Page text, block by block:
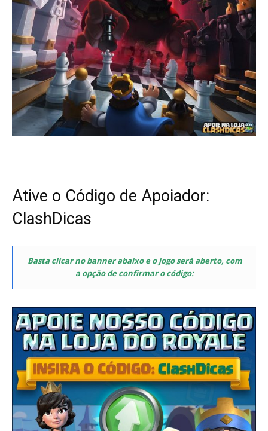
Ative o Código de Apoiador:
ClashDicas
Basta clicar no banner abaixo e o jogo será aberto, com
a opção de confirmar o código: